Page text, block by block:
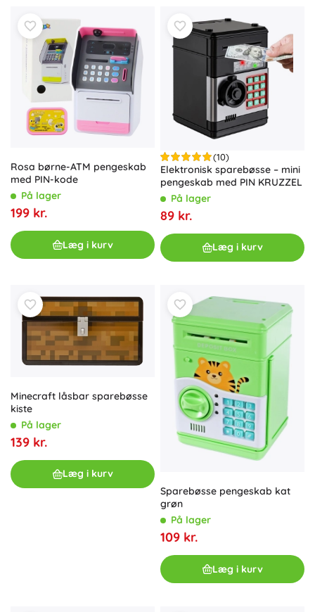
Rosa børne-ATM pengeskab
med PIN-kode
På lager
199 kr.
Læg i kurv
(10)
Elektronisk sparebøsse – mini
pengeskab med PIN KRUZZEL
På lager
89 kr.
Læg i kurv
Minecraft låsbar sparebøsse
kiste
På lager
139 kr.
Læg i kurv
Sparebøsse pengeskab kat
grøn
På lager
109 kr.
Læg i kurv